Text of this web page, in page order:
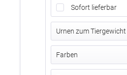
Sofort lieferbar
Urnen zum Tiergewicht
bis 1 kg (0,15 Ltr.)
bis 8 kg (0,5 Ltr.)
Farben